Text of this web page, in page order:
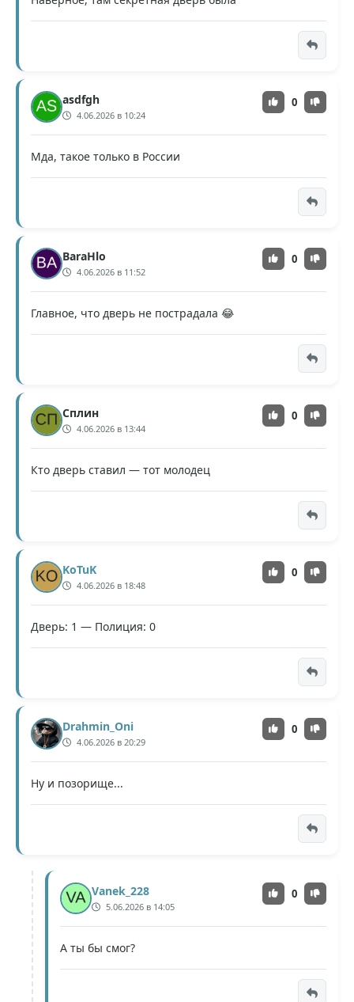
asdfgh
4.06.2026 в 10:24
0
Мда, такое только в России
BaraHlo
4.06.2026 в 11:52
0
Главное, что дверь не пострадала 😂
Сплин
4.06.2026 в 13:44
0
Кто дверь ставил — тот молодец
KoTuK
4.06.2026 в 18:48
0
Дверь: 1 — Полиция: 0
Drahmin_Oni
4.06.2026 в 20:29
0
Ну и позорище...
Vanek_228
5.06.2026 в 14:05
0
А ты бы смог?